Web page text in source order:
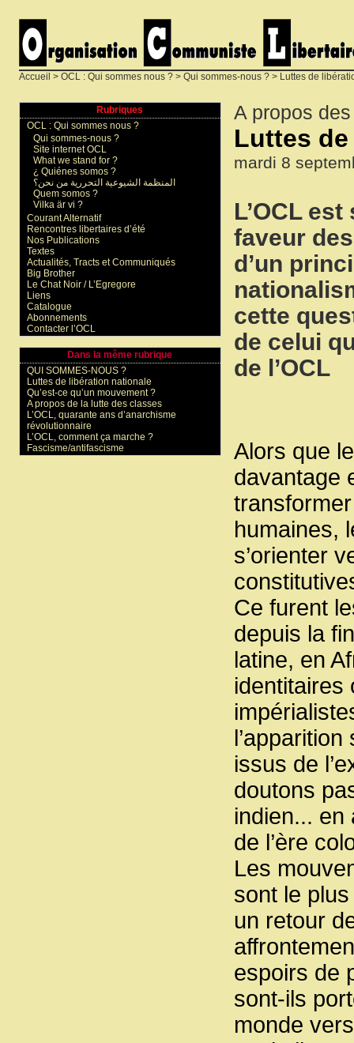
Accueil > OCL : Qui sommes nous ? > Qui sommes-nous ? > Luttes de
A propos des
Luttes
mardi 8
L’OCL
faveur
d’un
cette
de celui
de l’OCL
Alors que
davantage
humaines,
s’orienter
Ce furent
depuis la
latine, en
issus de
doutons
indien... en
de l’ère
Les
sont le
un retour
espoirs de
sont-ils
monde
Rubriques
OCL : Qui sommes nous ?
Qui sommes-nous ?
Site internet OCL
What we stand for ?
¿ Quiénes somos ?
المنظمة الشيوعية التحررية من نحن؟
Quem somos ?
Vilka är vi ?
Courant Alternatif
Rencontres libertaires d’été
Nos Publications
Textes
Actualités, Tracts et Communiqués
Big Brother
Le Chat Noir / L’Egregore
Liens
Catalogue
Abonnements
Contacter l’OCL
Dans la même rubrique
QUI SOMMES-NOUS ?
Luttes de libération nationale
Qu’est-ce qu’un mouvement ?
A propos de la lutte des classes
L’OCL, quarante ans d’anarchisme
révolutionnaire
L’OCL, comment ça marche ?
Fascisme/antifascisme